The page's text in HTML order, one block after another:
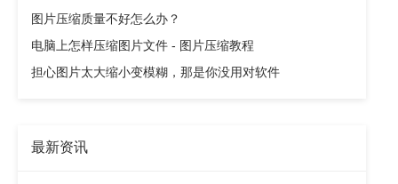
图片压缩质量不好怎么办？
电脑上怎样压缩图片文件 - 图片压缩教程
担心图片太大缩小变模糊，那是你没用对软件
最新资讯